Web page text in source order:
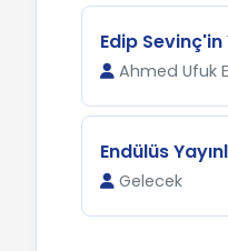
Edip Sevinç'in
Ahmed Ufuk
Endülüs
Gelecek